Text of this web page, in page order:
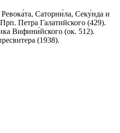
Саторни́ла, Секу́нда и
Петра Галатийского (429).
Вифини́йского (ок. 512).
(1938).